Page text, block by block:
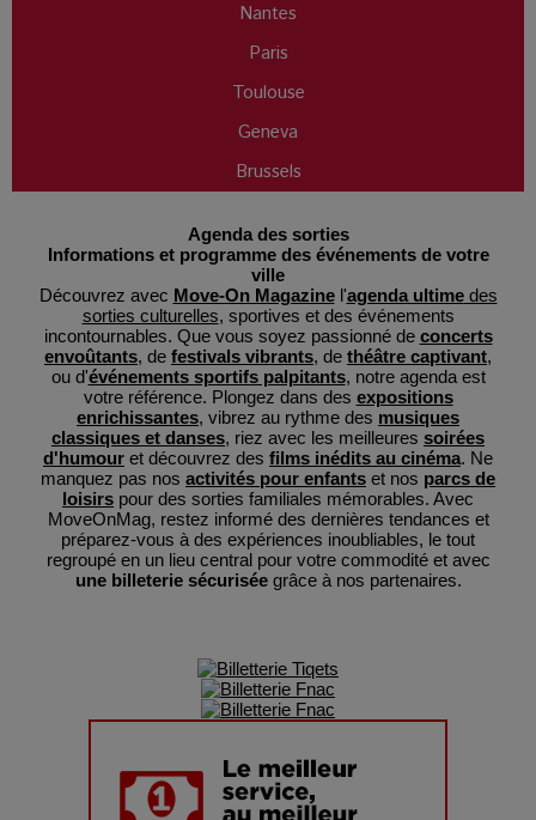
Nantes
Paris
Toulouse
Geneva
Brussels
Agenda des sorties
Informations et programme des événements de votre
ville
Découvrez avec Move-On Magazinel'agenda ultimedes
sorties culturelles, sportives et des événements
incontournables. Que vous soyez passionné de concerts
envoûtants, de festivals vibrants, de théâtre captivant,
ou d'événements sportifs palpitants, notre agenda est
votre référence. Plongez dans des expositions
enrichissantes, vibrez au rythme des musiques
classiques et danses, riez avec les meilleures soirées
d'humour et découvrez des films inédits au cinéma. Ne
manquez pas nos activités pour enfants et nos parcs de
loisirs pour des sorties familiales mémorables. Avec
MoveOnMag, restez informé des dernières tendances et
préparez-vous à des expériences inoubliables, le tout
regroupé en un lieu central pour votre commodité et avec
une billeterie sécuriséegrâce à nos partenaires.